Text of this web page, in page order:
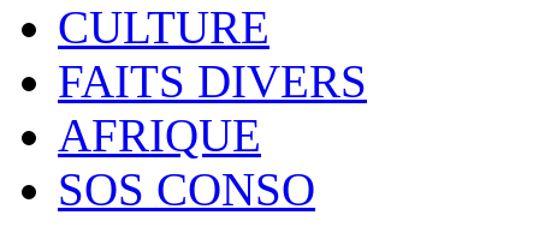
CULTURE
FAITS DIVERS
AFRIQUE
SOS CONSO